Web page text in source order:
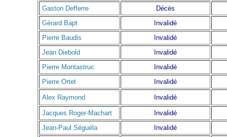
Gaston Defferre
Décès
Gérard Bapt
Invalidé
Pierre Baudis
Invalidé
Jean Diebold
Invalidé
Pierre Montastruc
Invalidé
Pierre Ortet
Invalidé
Alex Raymond Invalidé
Jacques Roger-Machart
Invalidé
Jean-Paul Séguéla
Invalidé